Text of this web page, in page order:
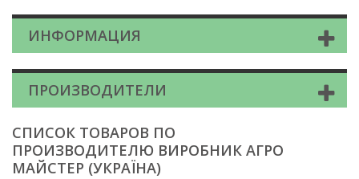
ИНФОРМАЦИЯ
ПРОИЗВОДИТЕЛИ
СПИСОК ТОВАРОВ ПО
ПРОИЗВОДИТЕЛЮ ВИРОБНИК АГРО
МАЙСТЕР (УКРАЇНА)